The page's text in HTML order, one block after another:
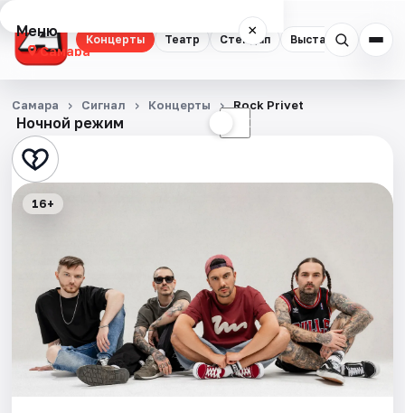
Концерты Театр Стендап Выставки
Меню ×
Самара
Концерты
Театр
Стендап
Квесты
Экскурсии
Спорт
События
Ночной режим ☾
Самара Сигнал Концерты Rock Privet
16+